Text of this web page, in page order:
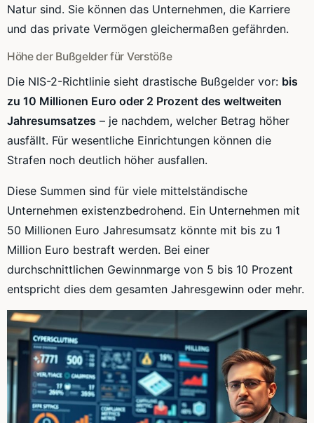
Natur sind. Sie können das Unternehmen, die Karriere
und das private Vermögen gleichermaßen gefährden.
Höhe der Bußgelder für Verstöße
Die NIS-2-Richtlinie sieht drastische Bußgelder vor: bis
zu 10 Millionen Euro oder 2 Prozent des weltweiten
Jahresumsatzes – je nachdem, welcher Betrag höher
ausfällt. Für wesentliche Einrichtungen können die
Strafen noch deutlich höher ausfallen.
Diese Summen sind für viele mittelständische
Unternehmen existenzbedrohend. Ein Unternehmen mit
50 Millionen Euro Jahresumsatz könnte mit bis zu 1
Million Euro bestraft werden. Bei einer
durchschnittlichen Gewinnmarge von 5 bis 10 Prozent
entspricht dies dem gesamten Jahresgewinn oder mehr.